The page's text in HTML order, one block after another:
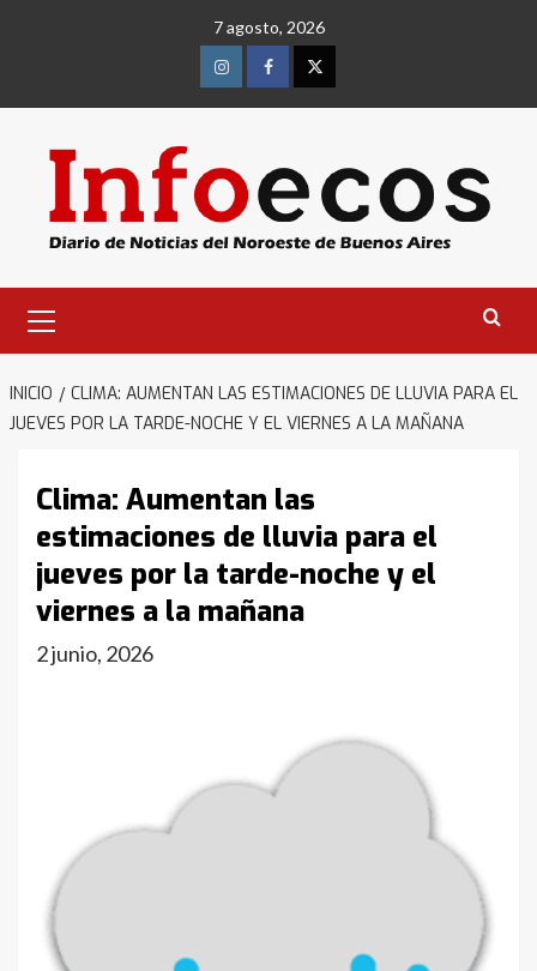
7 agosto, 2026
InstagramFacebookTwitter
primario
INICIO
CLIMA: AUMENTAN LAS ESTIMACIONES DE LLUVIA PARA EL
JUEVES POR LA TARDE-NOCHE Y EL VIERNES A LA MAÑANA
Clima: Aumentan las
estimaciones de lluvia para el
jueves por la tarde-noche y el
viernes a la mañana
2 junio, 2026